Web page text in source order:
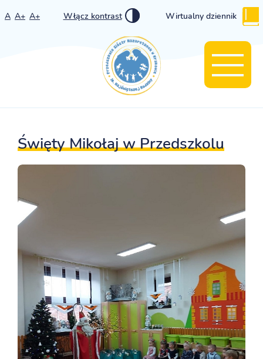
A A+ A+ Włącz kontrast Wirtualny dziennik
Święty Mikołaj w Przedszkolu